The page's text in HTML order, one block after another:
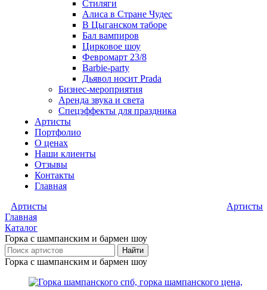
Стиляги
Алиса в Стране Чудес
В Цыганском таборе
Бал вампиров
Цирковое шоу
Февромарт 23/8
Barbie-party
Дьявол носит Prada
Бизнес-мероприятия
Аренда звука и света
Спецэффекты для праздника
Артисты
Портфолио
О ценах
Наши клиенты
Отзывы
Контакты
Главная
Артисты
Артисты
Главная
Каталог
Горка с шампанским и бармен шоу
Найти
Горка с шампанским и бармен шоу